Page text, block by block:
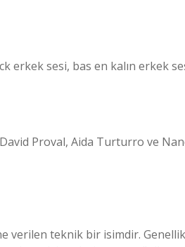
erkek sesi, bas en kalın erkek
Proval, Aida Turturro ve
verilen teknik bir isimdir.